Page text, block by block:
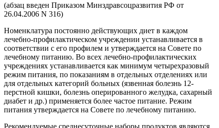
(абзац введен Приказом Минздравсоцразвития РФ от
26.04.2006 N 316)
Номенклатура постоянно действующих диет в каждом
лечебно-профилактическом учреждении устанавливается в
соответствии с его профилем и утверждается на Совете по
лечебному питанию. Во всех лечебно-профилактических
учреждениях устанавливается как минимум четырехразовый
режим питания, по показаниям в отдельных отделениях или
для отдельных категорий больных (язвенная болезнь 12-
перстной кишки, болезнь оперированного желудка, сахарный
диабет и др.) применяется более частое питание. Режим
питания утверждается на Совете по лечебному питанию.
Рекомендуемые среднесуточные наборы продуктов являются